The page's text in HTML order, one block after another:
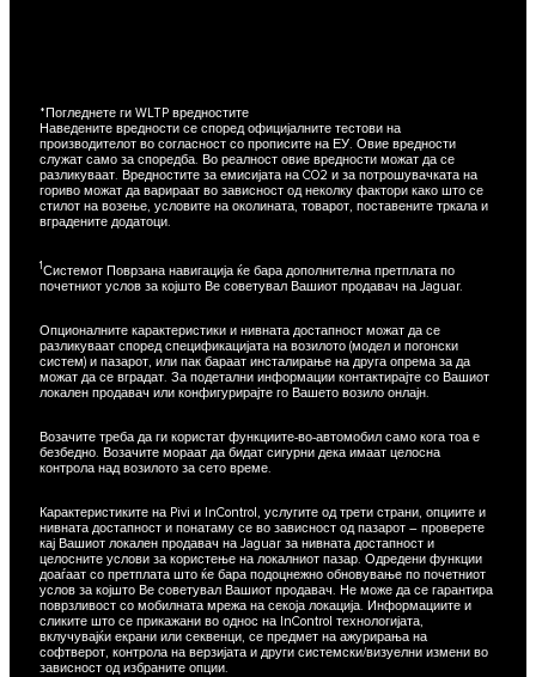
* Погледнете ги WLTP вредностите
Наведените вредности се според официјалните тестови на
производителот во согласност со прописите на ЕУ. Овие вредности
служат само за споредба. Во реалност овие вредности можат да се
разликуваат. Вредностите за емисијата на CO2 и за потрошувачката на
гориво можат да варираат во зависност од неколку фактори како што се
стилот на возење, условите на околината, товарот, поставените тркала и
вградените додатоци.
1Системот Поврзана навигација ќе бара дополнителна претплата по
почетниот услов за којшто Ве советувал Вашиот продавач на Jaguar.
Опционалните карактеристики и нивната достапност можат да се
разликуваат според спецификацијата на возилото (модел и погонски
систем) и пазарот, или пак бараат инсталирање на друга опрема за да
можат да се вградат. За подетални информации контактирајте со Вашиот
локален продавач или конфигурирајте го Вашето возило онлајн.
Возачите треба да ги користат функциите-во-автомобил само кога тоа е
безбедно. Возачите мораат да бидат сигурни дека имаат целосна
контрола над возилото за сето време.
Карактеристиките на Pivi и InControl, услугите од трети страни, опциите и
нивната достапност и понатаму се во зависност од пазарот – проверете
кај Вашиот локален продавач на Jaguar за нивната достапност и
целосните услови за користење на локалниот пазар. Одредени функции
доаѓаат со претплата што ќе бара подоцнежно обновување по почетниот
услов за којшто Ве советувал Вашиот продавач. Не може да се гарантира
поврзливост со мобилната мрежа на секоја локација. Информациите и
сликите што се прикажани во однос на InControl технологијата,
вклучувајќи екрани или секвенци, се предмет на ажурирања на
софтверот, контрола на верзијата и други системски/визуелни измени во
зависност од избраните опции.